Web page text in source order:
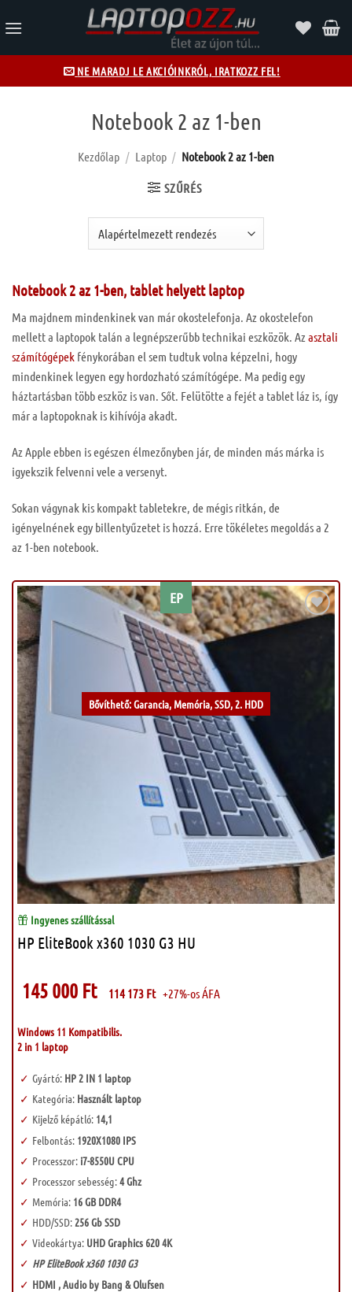
to
NE MARADJ LE AKCIÓINKRÓL, IRATKOZZ FEL!
Notebook 2 az 1-ben
Kezdőlap / Laptop / Notebook 2 az 1-ben
SZŰRÉS
Notebook 2 az 1-ben, tablet helyett laptop
Ma majdnem mindenkinek van már okostelefonja. Az okostelefon
mellett a laptopok talán a legnépszerűbb technikai eszközök. Az asztali
számítógépek fénykorában el sem tudtuk volna képzelni, hogy
mindenkinek legyen egy hordozható számítógépe. Ma pedig egy
háztartásban több eszköz is van. Sőt. Felütötte a fejét a tablet láz is, így
már a laptopoknak is kihívója akadt.
Az Apple ebben is egészen élmezőnyben jár, de minden más márka is
igyekszik felvenni vele a versenyt.
Sokan vágynak kis kompakt tabletekre, de mégis ritkán, de
igényelnének egy billentyűzetet is hozzá. Erre tökéletes megoldás a 2
az 1-ben notebook.
EP
Bővíthető: Garancia, Memória, SSD, 2. HDD
Kívánságlistához
Ingyenes szállítással
HP EliteBook x360 1030 G3 HU
145 000 Ft 114 173 Ft +27%-os ÁFA
Windows 11 Kompatibilis.
2 in 1 laptop
Gyártó: HP 2 IN 1 laptop
Kategória: Használt laptop
Kijelző képátló: 14,1
Felbontás: 1920X1080 IPS
Processzor:i7-8550U CPU
Processzor sebesség:4 Ghz
Memória:16 GB DDR4
HDD/SSD:256 Gb SSD
Videokártya: UHD Graphics 620 4K
HP EliteBook x360 1030 G3
HDMI , Audio by Bang & Olufsen